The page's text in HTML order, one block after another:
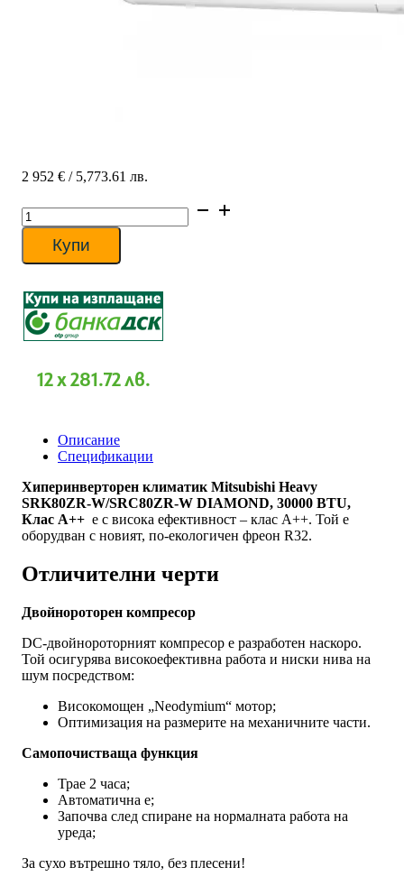
2 952 € / 5,773.61 лв.
количество
за
Хиперинверторен
климатик
SRK80ZR-
W/SRC80ZR-
W
BTU,
Купи
12 x 281.72 лв.
Описание
Спецификации
Хиперинверторен климатик Mitsubishi Heavy
SRK80ZR-W/SRC80ZR-W DIAMOND, 30000 BTU,
Клас A++ е с висока ефективност – клас А++. Той е
оборудван с новият, по-екологичен фреон R32.
Отличителни черти
Двойнороторен компресор
DC-двойнороторният компресор е разработен наскоро.
Той осигурява високоефективна работа и ниски нива на
шум посредством:
Високомощен „Neodymium“ мотор;
Оптимизация на размерите на механичните части.
Самопочистваща функция
Трае 2 часа;
Автоматична е;
Започва след спиране на нормалната работа на
уреда;
За сухо вътрешно тяло, без плесени!